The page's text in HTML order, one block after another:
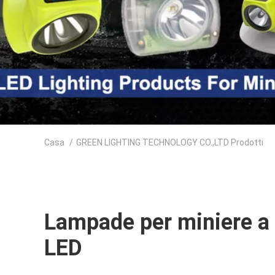
Casa / GREEN LIGHTING TECHNOLOGY CO.,LTD Prodotti
Lampade per miniere a
LED